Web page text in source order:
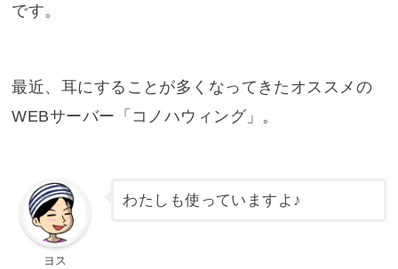
です。
最近、耳にすることが多くなってきたオススメの
WEBサーバー「コノハウィング」。
ヨス
わたしも使っていますよ♪